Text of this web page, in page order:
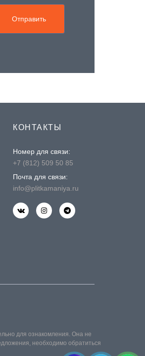
Отправить
КОНТАКТЫ
Номер для связи:
+7 (812) 509 50 85
Почта для связи:
info@plitkamaniya.ru
для ознакомления. Она не
необходимо обратиться